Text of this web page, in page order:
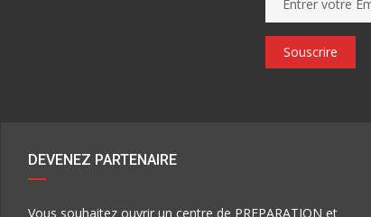
Souscrire
DEVENEZ PARTENAIRE
Vous souhaitez ouvrir un centre de PREPARATION et